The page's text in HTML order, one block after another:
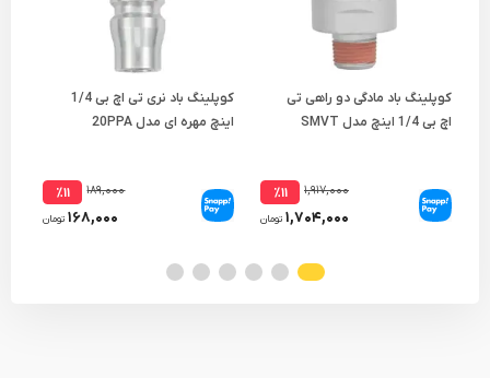
کوپلینگ باد مادگی دو راهی تی
اچ بی 1/4 اینچ مدل SMVT
۱,۹۱۷,۰۰۰ ٪۱۱
۱,۷۰۴,۰۰۰ تومان
کوپلینگ باد نری تی اچ بی 1/4
اینچ مهره ای مدل 20PPA
۱۸۹,۰۰۰ ٪۱۱
۱۶۸,۰۰۰ تومان